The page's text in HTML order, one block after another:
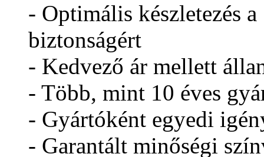
- Optimális készletezés
biztonságért
- Kedvező ár mellett
- Több, mint 10 éves
- Gyártóként egyedi
- Garantált minőségi